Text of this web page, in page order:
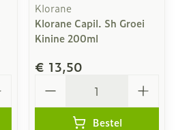
Klorane
Klorane Capil. Sh Groei
Kinine 200ml
€ 13,50
Bestel